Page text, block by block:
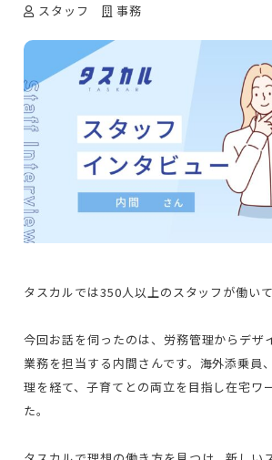
スタッフ 事務
タスカルでは350人以上のスタッフが働いて
今回お話を伺ったのは、労務管理からデザ
業務を担当する内間さんです。海外添乗員
理を経て、子育てとの両立を目指し在宅ワ
た。